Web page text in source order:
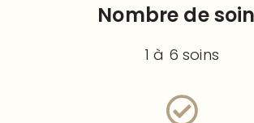
Nombre de
1 à 6 soins